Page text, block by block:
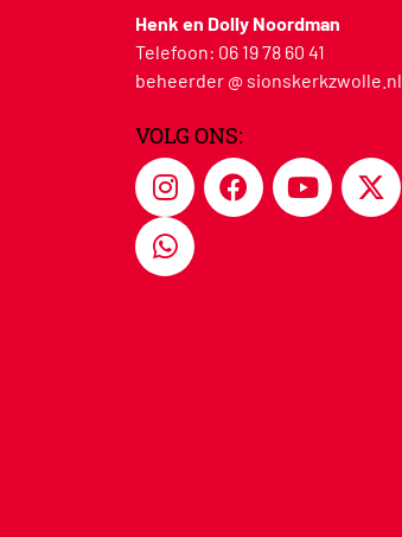
Henk en Dolly Noordman
Telefoon: 06 19 78 60 41
beheerder @ sionskerkzwolle.nl
VOLG ONS: